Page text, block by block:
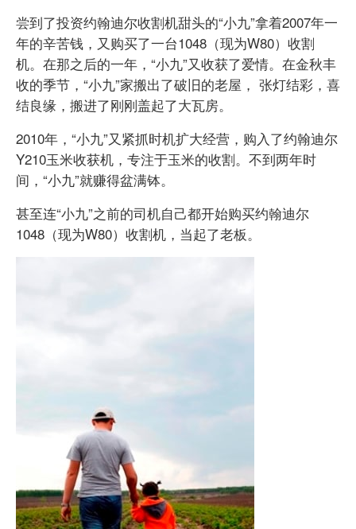
尝到了投资约翰迪尔收割机甜头的“小九”拿着2007年一
年的辛苦钱，又购买了一台1048（现为W80）收割
机。在那之后的一年，“小九”又收获了爱情。在金秋丰
收的季节，“小九”家搬出了破旧的老屋， 张灯结彩，喜
结良缘，搬进了刚刚盖起了大瓦房。
2010年，“小九”又紧抓时机扩大经营，购入了约翰迪尔
Y210玉米收获机，专注于玉米的收割。不到两年时
间，“小九”就赚得盆满钵。
甚至连“小九”之前的司机自己都开始购买约翰迪尔
1048（现为W80）收割机，当起了老板。